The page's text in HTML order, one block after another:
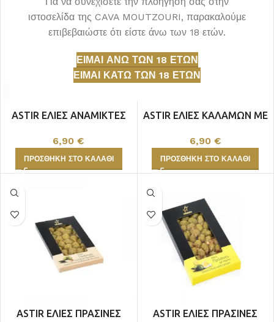
ιστοσελίδα της CAVA MOUTZOURI, παρακαλούμε
επιβεβαιώστε ότι είστε άνω των 18 ετών.
ΕΊΜΑΙ ΆΝΩ ΤΩΝ 18 ΕΤΏΝ
ΕΊΜΑΙ ΚΆΤΩ ΤΩΝ 18 ΕΤΏΝ
ASTIR ΕΛΙΕΣ ΑΝΑΜΙΚΤΕΣ
6,90€
ΠΡΟΣΘΉΚΗ ΣΤΟ ΚΑΛΆΘΙ
ASTIR ΕΛΙΕΣ ΚΑΛΑΜΩΝ ME
6,90 €
ΠΡΟΣΘΉΚΗ ΣΤΟ ΚΑΛΆΘΙ
ASTIR ΕΛΙΕΣ ΠΡΑΣΙΝΕΣ
ASTIR ΕΛΙΕΣ ΠΡΑΣΙΝΕΣ